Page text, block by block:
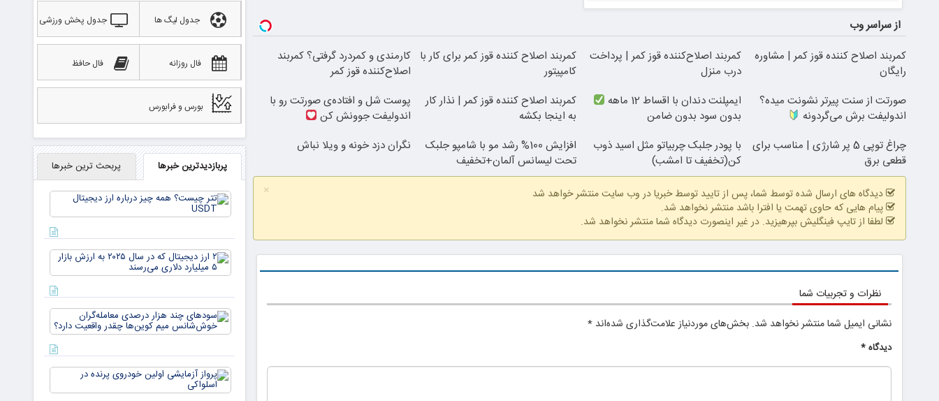
از سراسر وب
کمربند اصلاح کننده قوز کمر | مشاوره
رایگان
کمربند اصلاح‌کننده قوز کمر | پرداخت
درب منزل
کمربند اصلاح کننده قوز کمر برای کار با
کامپیتور
کارمندی و کمردرد گرفتی؟ کمربند
اصلاح‌کننده قوز کمر
صورتت از سنت پیرتر نشونت میده؟
اندولیفت برش می‌گردونه
ایمپلنت دندان با اقساط 12 ماهه
بدون سود بدون ضامن
کمربند اصلاح کننده قوز کمر | نذار کار
به اینجا بکشه
پوست شل و افتاده‌ی صورتت رو با
اندولیفت جوونش کن
چراغ توپی 5 پر شارژی | مناسب برای
قطعی برق
با پودر جلبک چربیاتو مثل اسید ذوب
کن(تخفیف تا امشب)
افزایش 100% رشد مو با شامپو جلبک
تحت لیسانس آلمان+تخفیف
نگران دزد خونه و ویلا نباش
×
دیدگاه های ارسال شده توسط شما، پس از تایید توسط خبریا در وب سایت منتشر خواهد شد
پیام هایی که حاوی تهمت یا افترا باشد منتشر نخواهد شد.
لطفا از تایپ فینگلیش بپرهیزید. در غیر اینصورت دیدگاه شما منتشر نخواهد شد.
نظرات و تجربیات شما
نشانی ایمیل شما منتشر نخواهد شد. بخش‌های موردنیاز علامت‌گذاری شده‌اند *
دیدگاه*
جدول لیگ ها جدول پخش ورزشی
فال روزانه فال حافظ
بورس و فرابورس
پربازدیدترین خبرها پربحث ترین خبرها